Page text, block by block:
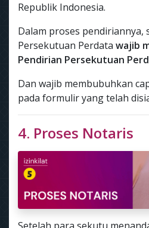
Republik Indonesia.
Dalam proses pendiriannya,
Persekutuan Perdata wajib
Pendirian Persekutuan
Dan wajib membubuhkan
pada formulir yang telah
4. Proses Notaris